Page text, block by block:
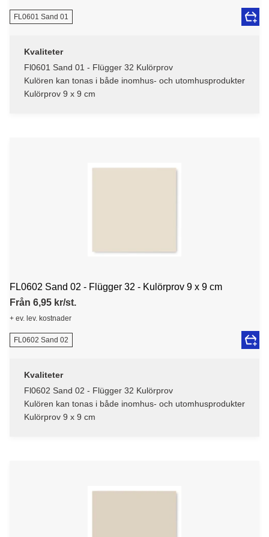
FL0601 Sand 01
Kvaliteter
Fl0601 Sand 01 - Flügger 32 Kulörprov
Kulören kan tonas i både inomhus- och utomhusprodukter
Kulörprov 9 x 9 cm
FL0602 Sand 02 - Flügger 32 - Kulörprov 9 x 9 cm
Från 6,95 kr/st.
+ ev. lev. kostnader
FL0602 Sand 02
Kvaliteter
Fl0602 Sand 02 - Flügger 32 Kulörprov
Kulören kan tonas i både inomhus- och utomhusprodukter
Kulörprov 9 x 9 cm